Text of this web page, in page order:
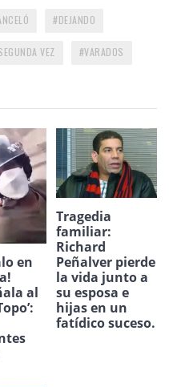
DEJANDO
VEZ VARADOS
en
al
Tragedia
familiar:
Richard
Peñalver pierde
la vida junto a
su esposa e
hijas en un
fatídico suceso.